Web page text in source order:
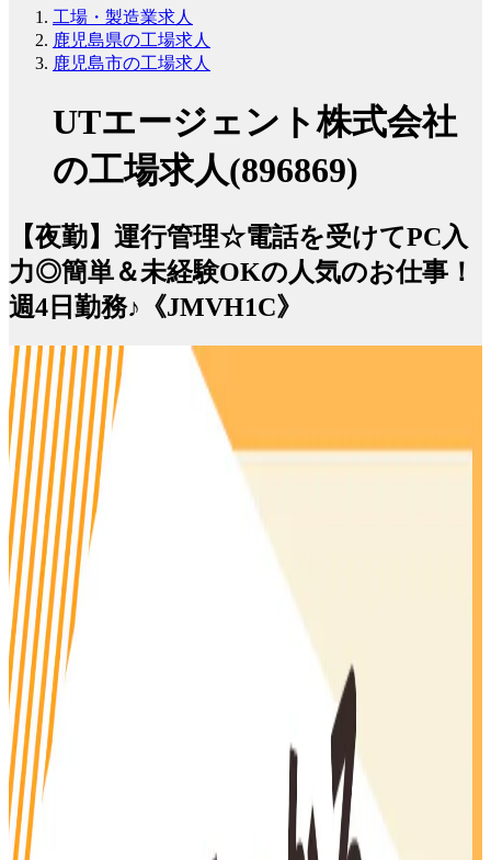
工場・製造業求人
鹿児島県の工場求人
鹿児島市の工場求人
UTエージェント株式会社
の工場求人(896869)
【夜勤】運行管理☆電話を受けてPC入
力◎簡単＆未経験OKの人気のお仕事！
週4日勤務♪《JMVH1C》